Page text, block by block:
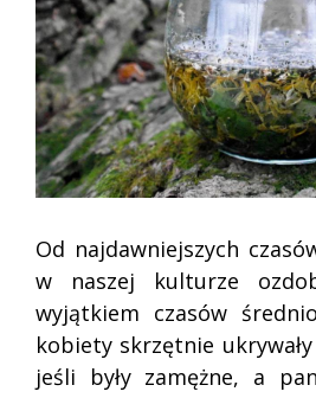
Od najdawniejszych
w naszej kulturze
wyjątkiem czasów
kobiety skrzętnie
jeśli były zamężne, a